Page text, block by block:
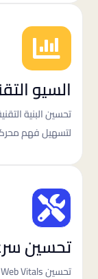

السيو
لتسهيل فهم

تحسين